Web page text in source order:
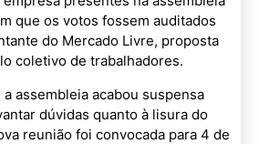
que os votos fossem auditados
do Mercado Livre, proposta
coletivo de trabalhadores.
assembleia acabou suspensa
dúvidas quanto à lisura do
reunião foi convocada para 4 de